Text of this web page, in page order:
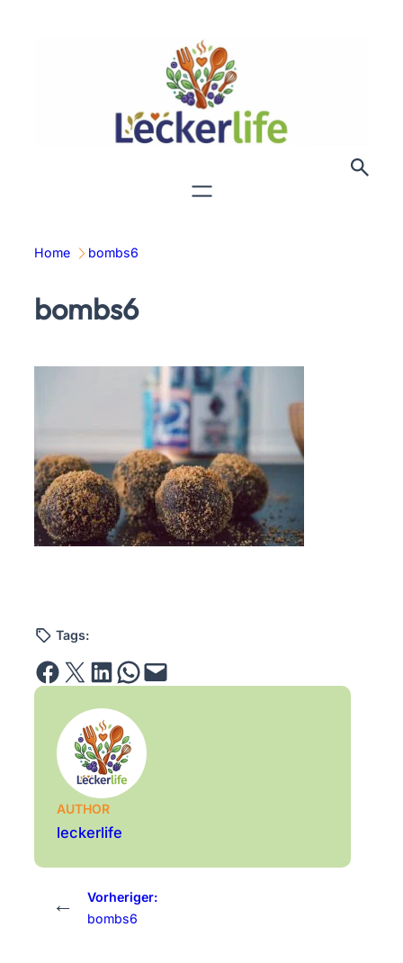
Home bombs6
bombs6
Tags:
Share on Facebook Email this Page Share on LinkedIn Share on WhatsApp Email this Page
AUTHOR
leckerlife
←
Vorheriger:
bombs6